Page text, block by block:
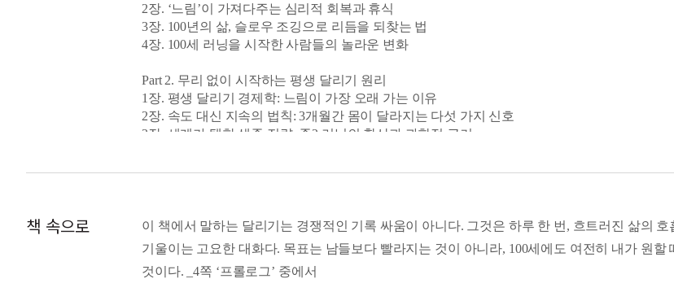
2장. ‘느림’이 가져다주는 심리적 회복과 휴식
3장. 100년의 삶, 슬로우 조깅으로 리듬을 되찾는 법
4장. 100세 러닝을 시작한 사람들의 놀라운 변화
Part 2. 무리 없이 시작하는 평생 달리기 원리
1장. 평생 달리기 경제학: 느림이 가장 오래 가는 이유
2장. 속도 대신 지속의 법칙: 3개월간 몸이 달라지는 다섯 가지 신호
3장. 세계가 택한 생존 전략: 존2 러닝의 확산과 과학적 근거
5장. 느림의 용기
Part 3. 100세까지 통증 없이 달리는 실전 기술
1장. 속도는 따라올 뿐, 호흡으로 달리는 법
2장. 리듬이 먼저, 보폭은 다음
3장. 좋은 자세는 ‘만드는’ 것이 아니라 ‘덜어내는’ 것
책 속으로
이 책에서 말하는 달리기는 경쟁적인 기록 싸움이 아니다. 그것은 하루 한 번, 흐트러진 삶의
기울이는 고요한 대화다. 목표는 남들보다 빨라지는 것이 아니라, 100세에도 여전히 내가 원할
것이다. _4쪽 ‘프롤로그’ 중에서